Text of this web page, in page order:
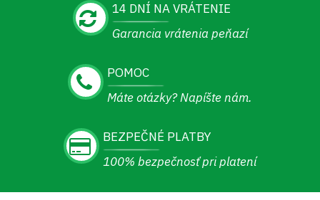
14 DNÍ NA VRÁTENIE
Garancia vrátenia peňazí
POMOC
Máte otázky? Napíšte nám.
BEZPEČNÉ PLATBY
100% bezpečnosť pri platení